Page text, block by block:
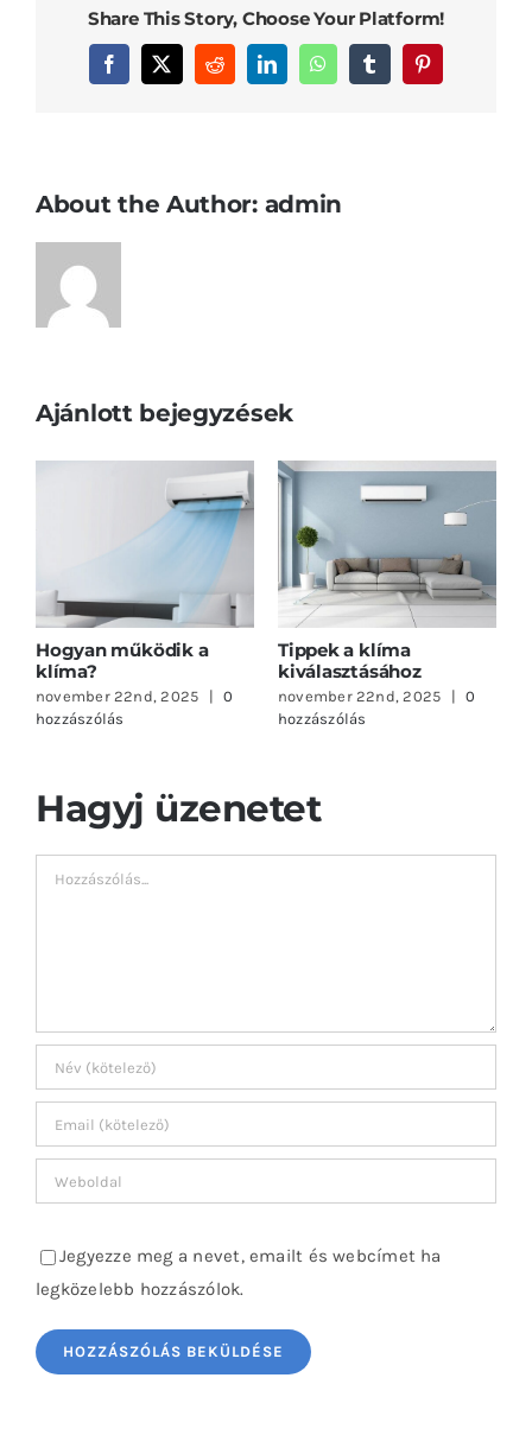
Share This Story, Choose Your Platform!
Facebook
X RedditLinkedInWhatsAppTumblrPinterest
About the Author: admin
Ajánlott bejegyzések
Hogyan működik a
klíma?
november 22nd, 2025 |
0
hozzászólás
Tippek a klíma
kiválasztásához
november 22nd, 2025 |
0
hozzászólás
Hagyj üzenetet
Hozzászólás
Jegyezze meg a nevet, emailt és webcímet ha
legközelebb hozzászólok.